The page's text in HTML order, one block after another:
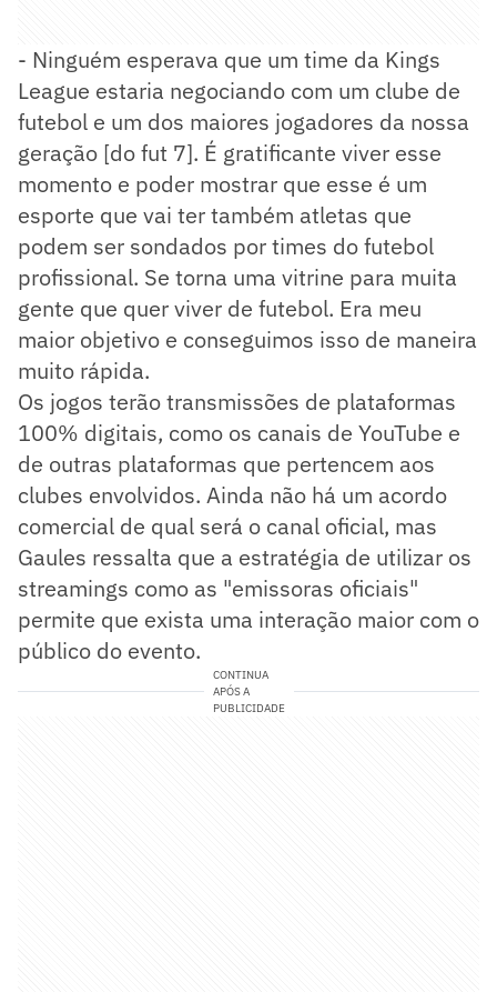
- Ninguém esperava que um time da Kings
League estaria negociando com um clube de
futebol e um dos maiores jogadores da nossa
geração [do fut 7]. É gratificante viver esse
momento e poder mostrar que esse é um
esporte que vai ter também atletas que
podem ser sondados por times do futebol
profissional. Se torna uma vitrine para muita
gente que quer viver de futebol. Era meu
maior objetivo e conseguimos isso de maneira
muito rápida.
Os jogos terão transmissões de plataformas
100% digitais, como os canais de YouTube e
de outras plataformas que pertencem aos
clubes envolvidos. Ainda não há um acordo
comercial de qual será o canal oficial, mas
Gaules ressalta que a estratégia de utilizar os
streamings como as "emissoras oficiais"
permite que exista uma interação maior com o
público do evento.
CONTINUA
APÓS A
PUBLICIDADE